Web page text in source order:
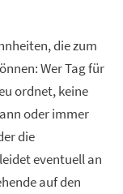
die zum
Wer Tag für
ordnet, keine
oder immer
die
eventuell an
auf den